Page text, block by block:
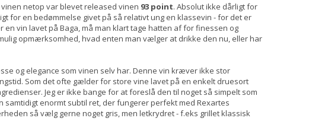
vinen netop var blevet released vinen 93 point. Absolut ikke dårligt for
for en bedømmelse givet på så relativt ung en klassevin - for det er
en vin lavet på Baga, må man klart tage hatten af for finessen og
opmærksomhed, hvad enten man vælger at drikke den nu, eller har
og elegance som vinen selv har. Denne vin kræver ikke stor
Som det ofte gælder for store vine lavet på en enkelt druesort
Jeg er ikke bange for at foreslå den til noget så simpelt som
samtidigt enormt subtil ret, der fungerer perfekt med Rexartes
så vælg gerne noget gris, men letkrydret - f.eks grillet klassisk